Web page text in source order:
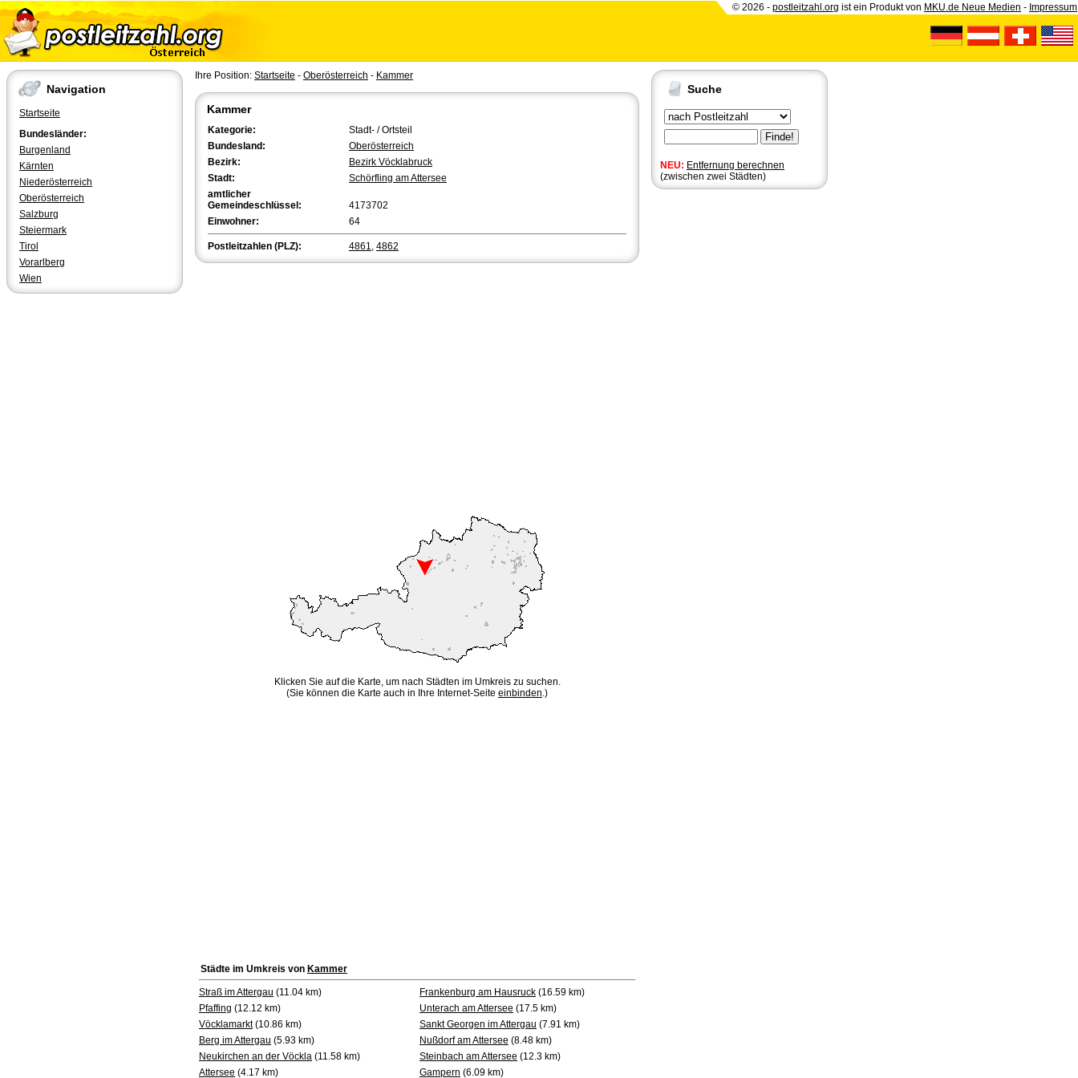
© 2026 - postleitzahl.org ist ein Produkt von MKU.de Neue Medien - Impressum
Navigation
Startseite
Bundesländer:
Burgenland
Kärnten
Niederösterreich
Oberösterreich
Salzburg
Steiermark
Tirol
Vorarlberg
Wien
Suche
NEU: Entfernung berechnen
(zwischen zwei Städten)
Ihre Position: Startseite - Oberösterreich - Kammer
Kammer
Kategorie:
Stadt- / Ortsteil
Bundesland:
Oberösterreich
Bezirk:
Bezirk Vöcklabruck
Stadt:
Schörfling am Attersee
amtlicher
Gemeindeschlüssel:
4173702
Einwohner:
64
Postleitzahlen (PLZ): 4861, 4862
Klicken Sie auf die Karte, um nach Städten im Umkreis zu suchen.
(Sie können die Karte auch in Ihre Internet-Seite einbinden.)
Städte im Umkreis von Kammer
Straß im Attergau (11.04 km) Frankenburg am Hausruck (16.59 km)
Pfaffing (12.12 km) Unterach am Attersee (17.5 km)
Vöcklamarkt(10.86 km) Sankt Georgen im Attergau (7.91 km)
Berg im Attergau (5.93 km) Nußdorf am Attersee (8.48 km)
Neukirchen an der Vöckla (11.58 km) Steinbach am Attersee (12.3 km)
Attersee (4.17 km) Gampern (6.09 km)